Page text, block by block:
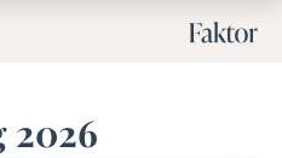
2026